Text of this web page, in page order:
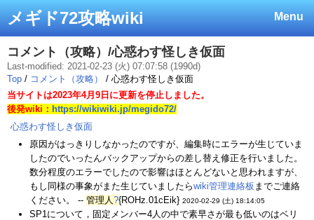
Menu
メギド72攻略wiki
コメント（攻略）/心惑わす怪しき仮面
Last-modified: 2021-02-23 (火) 07:07:58 (1990d)
Top / コメント（攻略）
/ 心惑わす怪しき仮面
当サイトは2023年4月9日に更新を停止しました。
後発wiki： https://wikiwiki.jp/megido72/
心惑わす怪しき仮面
原因がはっきりしなかったのですが、編集時にエラーが生じていま
したのでいったんバックアップからの差し替え修正を行いました。
数分程度のエラーでしたので影響はほとんどないと思われますが、
もし同様の事象がまた生じていましたらwiki管理連絡板 までご連絡
ください。 -- 管理人?{ROHz.01cEik} 2020-02-29 (土) 18:14:05
SP1について，固定メンバー4人の中で素早さが最も低いのはベリ